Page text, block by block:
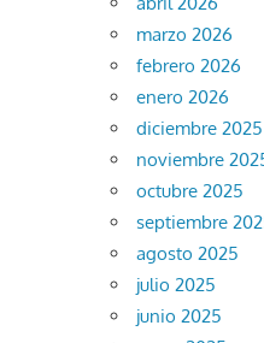
marzo 2026
febrero 2026
enero 2026
diciembre 2025
noviembre
octubre 2025
septiembre
agosto 2025
julio 2025
junio 2025